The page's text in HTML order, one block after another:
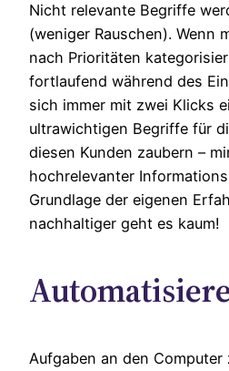
Nicht relevante Begriffe
(weniger Rauschen). Wenn
nach Prioritäten
fortlaufend während des
sich immer mit zwei Klicks
ultrawichtigen Begriffe für
diesen Kunden zaubern –
hochrelevanter
Grundlage der eigenen
nachhaltiger geht es kaum!
Aufgaben an den